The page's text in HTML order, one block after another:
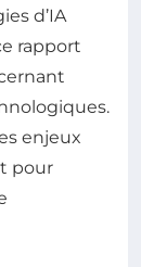
d’IA
rapport
enjeux
pour